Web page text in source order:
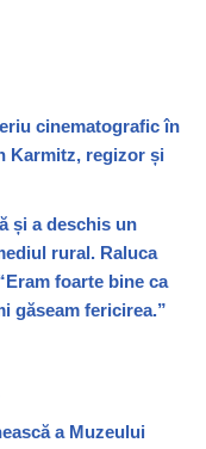
cinematografic în
Karmitz, regizor și
și a deschis un
rural. Raluca
foarte bine ca
găseam fericirea.”
a Muzeului